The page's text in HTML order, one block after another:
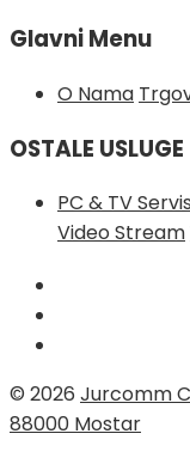
Glavni Menu
O Nama
OSTALE USLUGE
PC & TV Servis
Video Stream
© 2026 Jurcomm
88000 Mostar